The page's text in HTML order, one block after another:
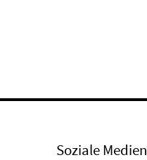
Soziale Medien